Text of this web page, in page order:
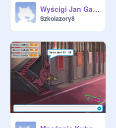
Wyścigi Jan Gabryszewski
Szkolazory8